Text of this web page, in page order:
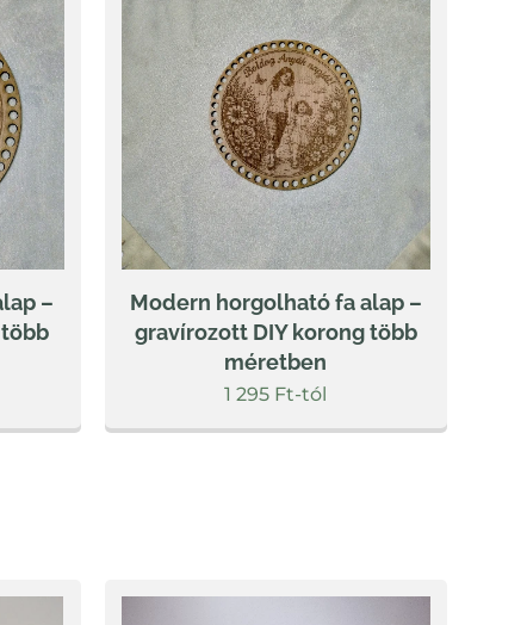
–
Modern horgolható fa alap –
gravírozott DIY korong több
méretben
1 295 Ft-tól